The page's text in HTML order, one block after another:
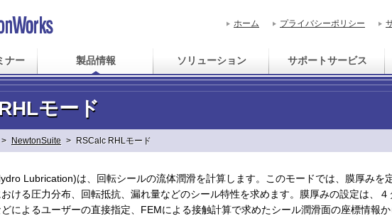
ホーム プライバシーポリシー
ナー 製品情報 ソリューション サポートサービス
モード
> NewtonSuite > RSCalc RHLモード
Lubrication)は、回転シールの流体潤滑を計算します。このモードでは、膜厚みを
ける圧力分布、回転抵抗、漏れ量などのシール特性を求めます。膜厚みの設定は、４
によるユーザーの直接指定、FEMによる接触計算で求めたシール潤滑面の座標情報